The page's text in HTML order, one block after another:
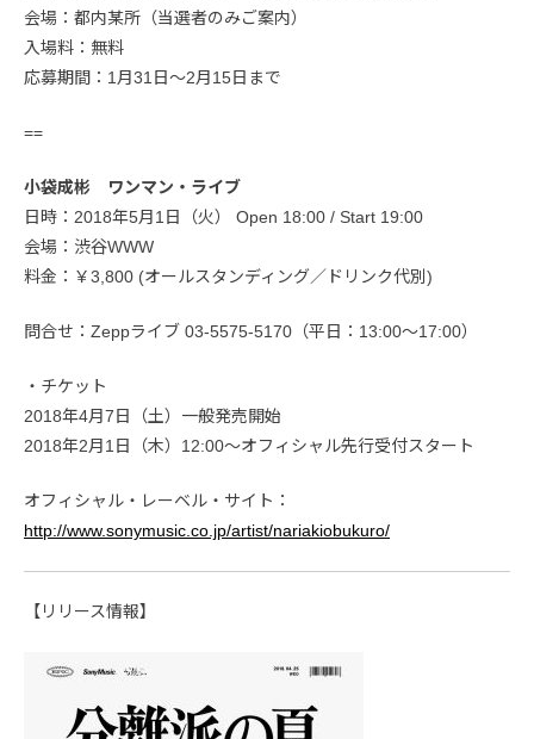
会場：都内某所（当選者のみご案内）
入場料：無料
応募期間：1月31日～2月15日まで
==
小袋成彬 ワンマン・ライブ
日時：2018年5月1日（火） Open 18:00 / Start 19:00
会場：渋谷WWW
料金：￥3,800 (オールスタンディング／ドリンク代別)
問合せ：Zeppライブ 03-5575-5170（平日：13:00～17:00）
・チケット
2018年4月7日（土）一般発売開始
2018年2月1日（木）12:00～オフィシャル先行受付スタート
オフィシャル・レーベル・サイト：
http://www.sonymusic.co.jp/artist/nariakiobukuro/
【リリース情報】